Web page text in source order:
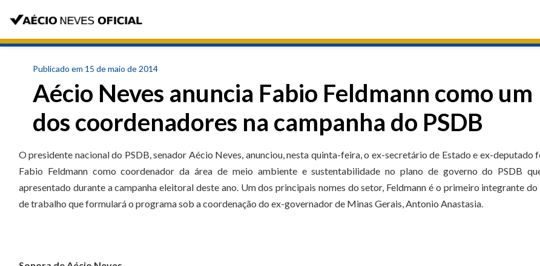
Publicado em 15 de maio de 2014
Aécio Neves anuncia Fabio Feldmann como um
dos coordenadores na campanha do PSDB
O presidente nacional do PSDB, senador Aécio Neves, anunciou, nesta quinta-feira, o ex-secretário de Estado e ex-deputado
Fabio Feldmann como coordenador da área de meio ambiente e sustentabilidade no plano de governo do PSDB
apresentado durante a campanha eleitoral deste ano. Um dos principais nomes do setor, Feldmann é o primeiro integrante
de trabalho que formulará o programa sob a coordenação do ex-governador de Minas Gerais, Antonio Anastasia.